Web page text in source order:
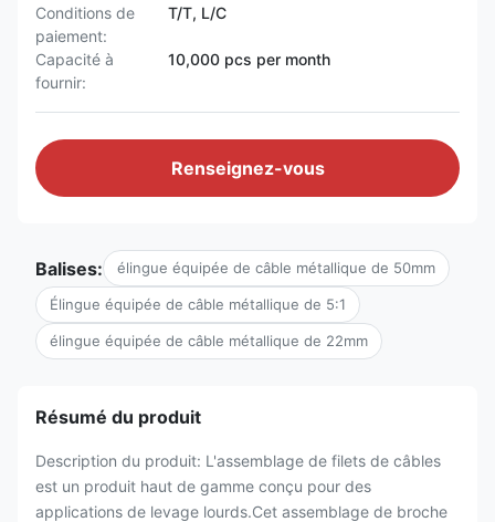
Conditions de
paiement:
T/T, L/C
Capacité à
fournir:
10,000 pcs per month
Renseignez-vous
Balises: élingue équipée de câble métallique de 50mm
Élingue équipée de câble métallique de 5:1
élingue équipée de câble métallique de 22mm
Résumé du produit
Description du produit: L'assemblage de filets de câbles
est un produit haut de gamme conçu pour des
applications de levage lourds.Cet assemblage de broche